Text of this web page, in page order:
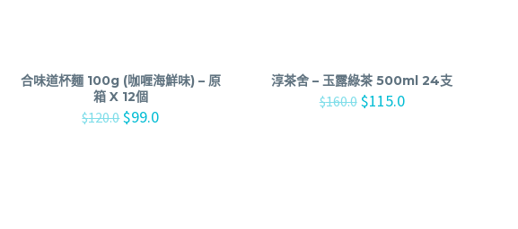
合味道杯麵 100g (咖喱海鮮味) – 原
箱 X 12個
$120.0 $99.0
淳茶舍 – 玉露綠茶 500ml 24支
$160.0 $115.0